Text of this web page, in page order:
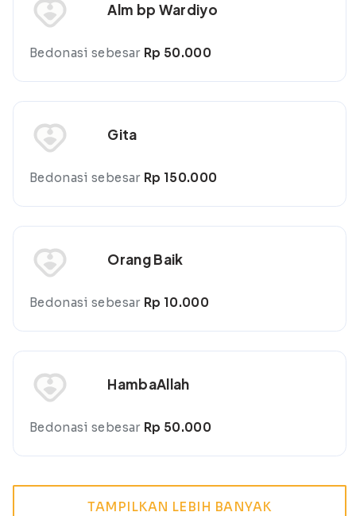
Alm bp Wardiyo
Bedonasi sebesar Rp 50.000
Gita
Bedonasi sebesar Rp 150.000
Orang Baik
Bedonasi sebesar Rp 10.000
HambaAllah
Bedonasi sebesar Rp 50.000
TAMPILKAN LEBIH BANYAK